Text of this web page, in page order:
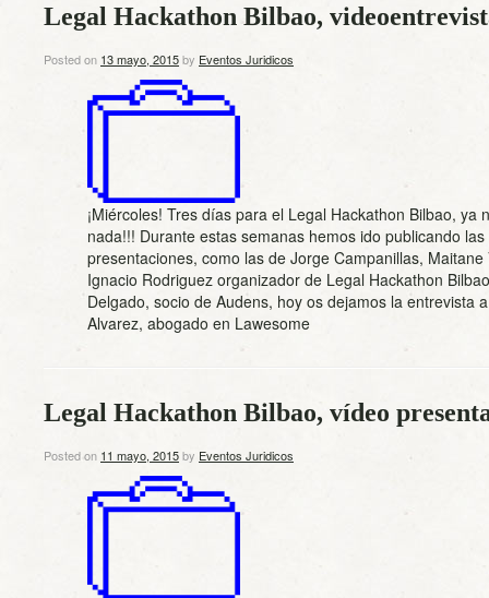
Legal Hackathon Bilbao,
Posted on 13 mayo, 2015by Eventos Juridicos
¡Miércoles! Tres días para el Legal Hackathon Bilbao, ya
nada!!! Durante estas semanas hemos ido publicando
presentaciones, como las de Jorge Campanillas, Maitane
Ignacio Rodriguez organizador de Legal Hackathon
Delgado, socio de Audens, hoy os dejamos la entrevista
Alvarez, abogado en Lawesome
Legal Hackathon Bilbao, vídeo
Posted on 11 mayo, 2015by Eventos Juridicos